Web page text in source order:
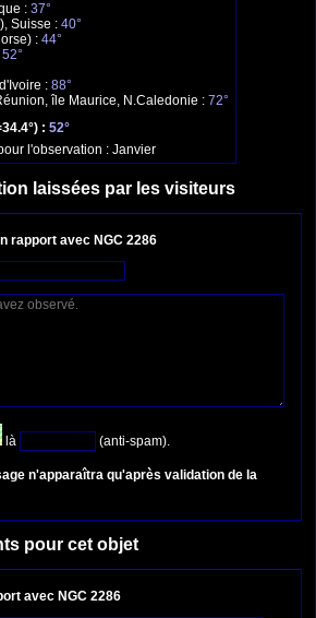
: 37°
Suisse : 40°
: 44°
52°
: 88°
île Maurice, N.Caledonie : 72°
: 52°
l'observation : Janvier
laissées par les visiteurs
rapport avec NGC 2286
là (anti-spam).
n'apparaîtra qu'après validation de la
pour cet objet
avec NGC 2286